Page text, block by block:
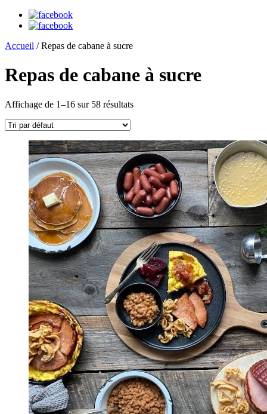
Accueil / Repas de cabane à sucre
Repas de cabane à sucre
Affichage de 1–16 sur 58 résultats